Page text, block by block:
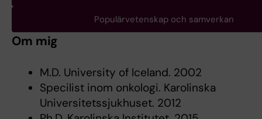
Populärvetenskap och samverkan
Om mig
M.D. University of Iceland. 2002
Specilist inom onkologi. Karolinska
Universitetssjukhuset. 2012